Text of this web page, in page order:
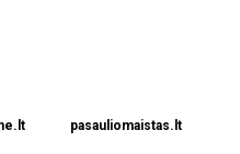
pasauliomaistas.lt